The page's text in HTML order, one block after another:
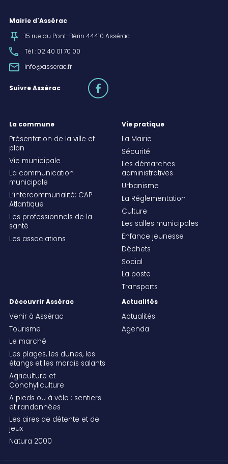
Mairie d'Assérac
15 rue du Pont-Bérin 44410 Assérac
Tél : 02 40 01 70 00
info@asserac.fr
Suivre Assérac facebook
La commune
Présentation de la ville et
plan
Vie municipale
La communication
municipale
L’intercommunalité: CAP
Atlantique
Les professionnels de la
santé
Les associations
Vie pratique
La Mairie
Sécurité
Les démarches
administratives
Urbanisme
La Réglementation
Culture
Les salles municipales
Enfance jeunesse
Déchets
Social
La poste
Transports
Découvrir Assérac
Venir à Assérac
Tourisme
Le marché
Les plages, les dunes, les
étangs et les marais salants
Agriculture et
Conchyliculture
A pieds ou à vélo : sentiers
et randonnées
Les aires de détente et de
jeux
Natura 2000
Actualités
Actualités
Agenda